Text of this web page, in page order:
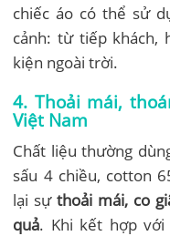
chiếc áo có thể sử
cảnh: từ tiếp khách,
kiện ngoài trời.
4. Thoải mái,
Việt Nam
Chất liệu thường
sấu 4 chiều, cotton
lại sự thoải mái, co
quả. Khi kết hợp